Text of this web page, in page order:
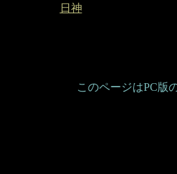
日神
このページはPC版